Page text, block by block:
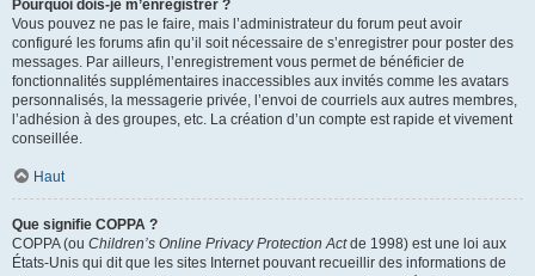
Pourquoi dois-je m’enregistrer ?
Vous pouvez ne pas le faire, mais l’administrateur du forum peut avoir
configuré les forums afin qu’il soit nécessaire de s’enregistrer pour poster des
messages. Par ailleurs, l’enregistrement vous permet de bénéficier de
fonctionnalités supplémentaires inaccessibles aux invités comme les avatars
personnalisés, la messagerie privée, l’envoi de courriels aux autres membres,
l’adhésion à des groupes, etc. La création d’un compte est rapide et vivement
conseillée.
Haut
Que signifie COPPA ?
COPPA (ou Children’s Online Privacy Protection Actde 1998) est une loi aux
États-Unis qui dit que les sites Internet pouvant recueillir des informations de